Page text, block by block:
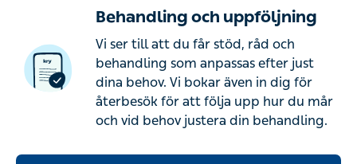
Behandling och uppföljning
Vi ser till att du får stöd, råd och
behandling som anpassas efter just
dina behov. Vi bokar även in dig för
återbesök för att följa upp hur du mår
och vid behov justera din behandling.